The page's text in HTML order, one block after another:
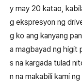
y may 20 katao,
g ekspresyon ng
g ko ang kanyang
a magbayad ng higit
s na kargada tulad
n na makabili kami